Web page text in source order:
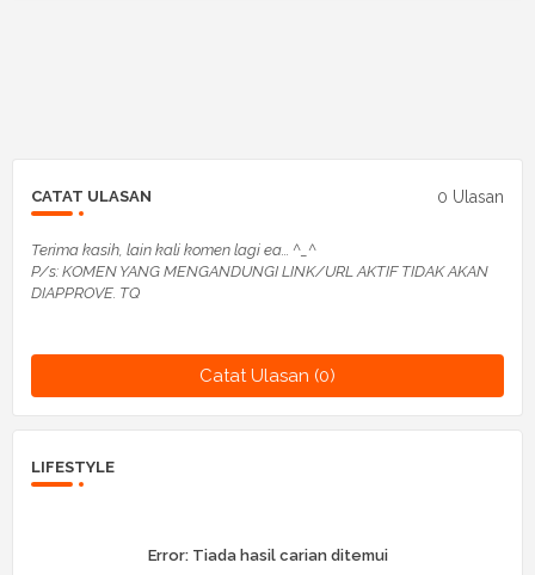
CATAT ULASAN 0 Ulasan
Terima kasih, lain kali komen lagi ea... ^_^
P/s: KOMEN YANG MENGANDUNGI LINK/URL AKTIF TIDAK AKAN
DIAPPROVE. TQ
Catat Ulasan (0)
LIFESTYLE
Error:Tiada hasil carian ditemui